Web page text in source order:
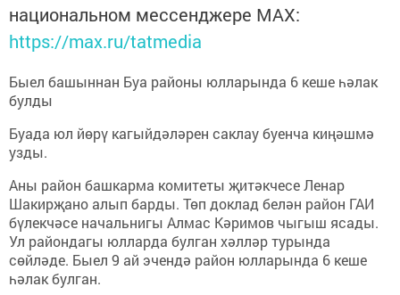
национальном мессенджере MАХ:
https://max.ru/tatmedia
Быел башыннан Буа районы юлларында 6 кеше һәлак
булды
Буада юл йөрү кагыйдәләрен саклау буенча киңәшмә
узды.
Аны район башкарма комитеты җитәкчесе Ленар
Шакирҗано алып барды. Төп доклад белән район ГАИ
бүлекчәсе начальнигы Алмас Кәримов чыгыш ясады.
Ул райондагы юлларда булган хәлләр турында
сөйләде. Быел 9 ай эчендә район юлларында 6 кеше
һәлак булган.